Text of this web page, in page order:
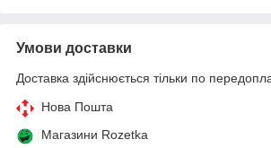
Умови доставки
Доставка здійснюється тільки по
Нова Пошта
Магазини Rozetka